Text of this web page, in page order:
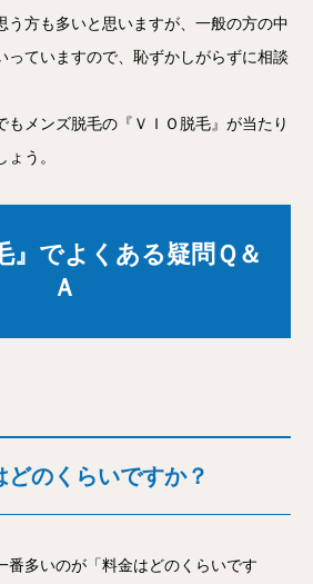
方も多いと思いますが、一般の方の中
っていますので、恥ずかしがらずに相談
メンズ脱毛の『ＶＩＯ脱毛』が当たり
う。
』でよくある疑問Ｑ＆
Ａ
のくらいですか？
番多いのが「料金はどのくらいです